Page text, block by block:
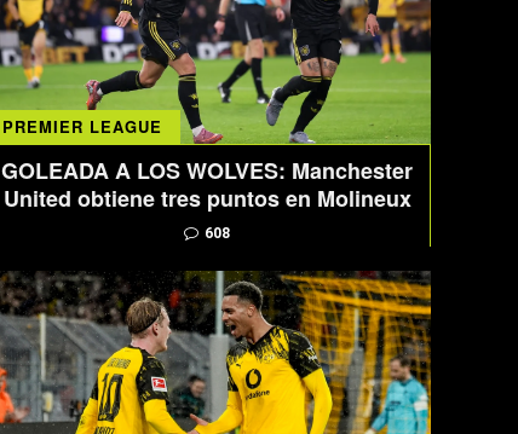
PREMIER LEAGUE
GOLEADA A LOS WOLVES: Manchester
United obtiene tres puntos en Molineux
608